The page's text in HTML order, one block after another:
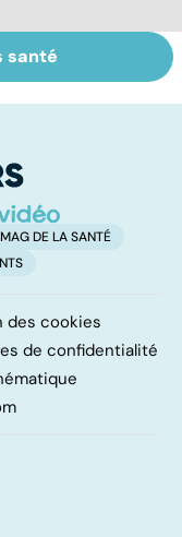
sur
santé
DE LA SANTÉ
des cookies
de confidentialité